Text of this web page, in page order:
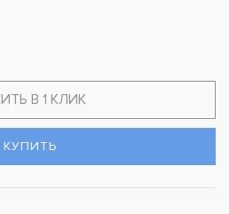
В 1 КЛИК
КУПИТЬ